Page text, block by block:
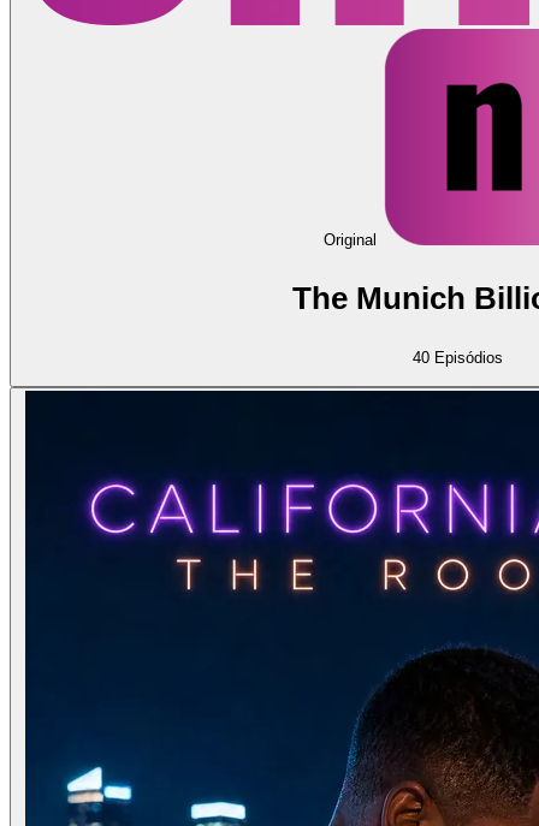
Original
The Munich
40 Episódios